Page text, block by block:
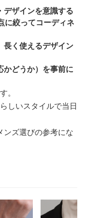
デザインを意識する
に絞ってコーディネ
長く使えるデザイン
かどうか）を事前に
。
しいスタイルで当日
ンズ選びの参考にな